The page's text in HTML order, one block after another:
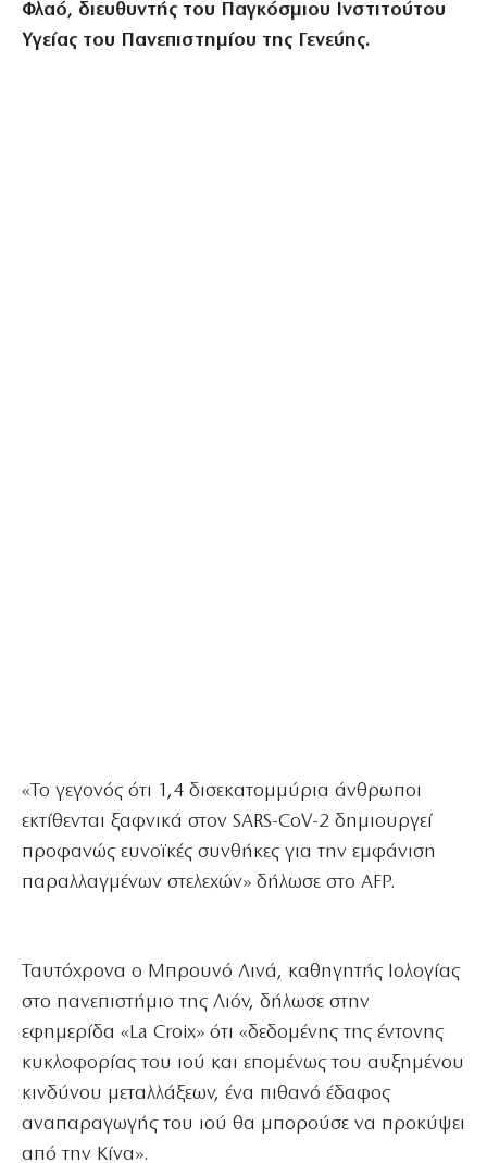
Φλαό, διευθυντής του Παγκόσμιου Ινστιτούτου
Υγείας του Πανεπιστημίου της Γενεύης.
«Το γεγονός ότι 1,4 δισεκατομμύρια άνθρωποι
εκτίθενται ξαφνικά στον SARS-CoV-2 δημιουργεί
προφανώς ευνοϊκές συνθήκες για την εμφάνιση
παραλλαγμένων στελεχών» δήλωσε στο AFP.
Ταυτόχρονα ο Μπρουνό Λινά, καθηγητής Ιολογίας
στο πανεπιστήμιο της Λιόν, δήλωσε στην
εφημερίδα «La Croix» ότι «δεδομένης της έντονης
κυκλοφορίας του ιού και επομένως του αυξημένου
κινδύνου μεταλλάξεων, ένα πιθανό έδαφος
αναπαραγωγής του ιού θα μπορούσε να προκύψει
από την Κίνα».